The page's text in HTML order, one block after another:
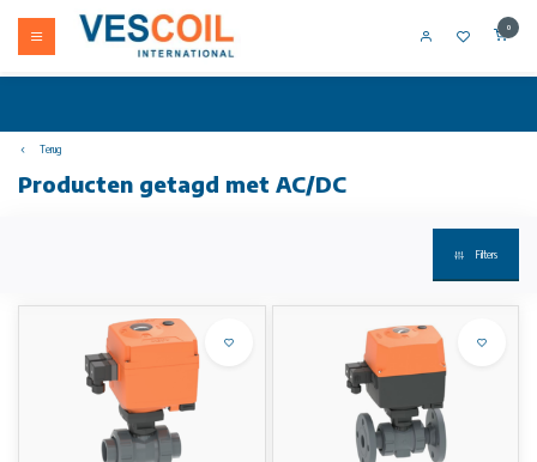
0
Terug
Producten getagd met AC/DC
Filters